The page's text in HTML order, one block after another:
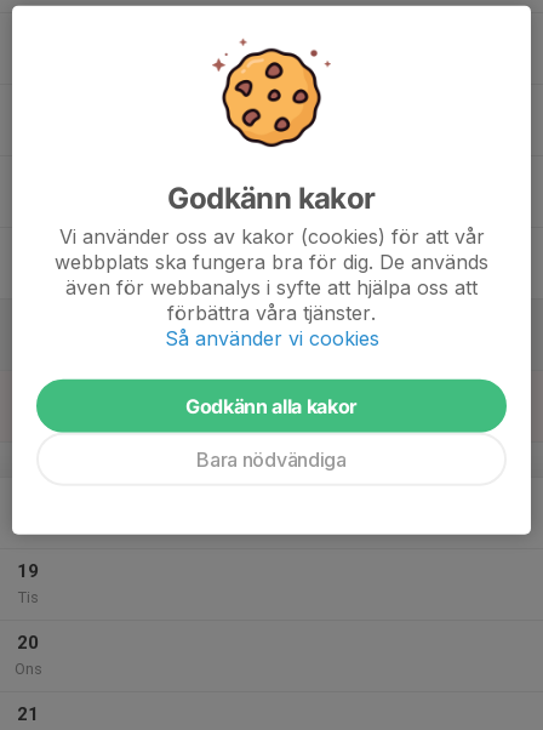
17
Sön
v.38
Mån
19
Tis
20
Ons
21
Godkänn kakor
Vi använder oss av kakor (cookies) för att vår
webbplats ska fungera bra för dig. De används
även för webbanalys i syfte att hjälpa oss att
förbättra våra tjänster.
Så använder vi cookies
Godkänn alla kakor
Bara nödvändiga